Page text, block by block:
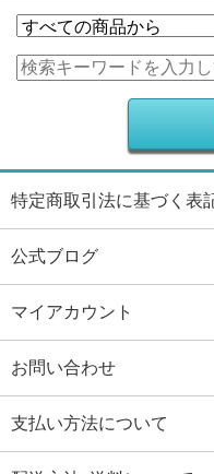
特定商取引法に基づく表
公式ブログ
マイアカウント
お問い合わせ
支払い方法について